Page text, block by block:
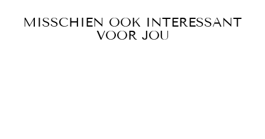
MISSCHIEN OOK INTERESSANT
VOOR JOU